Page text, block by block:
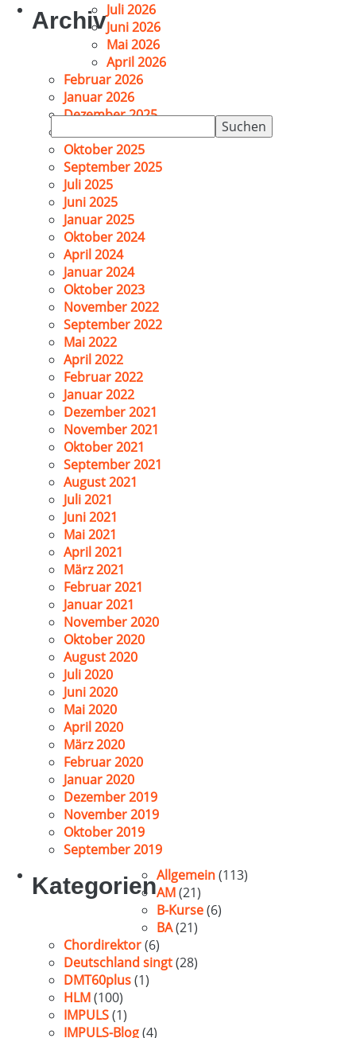
Suchen
nach:
ArchivJuli 2026
Juni 2026
Mai 2026
April 2026
Februar 2026
Januar 2026
Dezember 2025
Oktober 2025
September 2025
Juli 2025
Juni 2025
Januar 2025
Oktober 2024
April 2024
Januar 2024
Oktober 2023
November 2022
September 2022
Mai 2022
April 2022
Februar 2022
Januar 2022
Dezember 2021
November 2021
Oktober 2021
September 2021
August 2021
Juli 2021
Juni 2021
Mai 2021
April 2021
März 2021
Februar 2021
Januar 2021
November 2020
Oktober 2020
August 2020
Juli 2020
Juni 2020
Mai 2020
April 2020
März 2020
Februar 2020
Januar 2020
Dezember 2019
November 2019
Oktober 2019
September 2019
KategorienAllgemein(113)
AM(21)
B-Kurse(6)
BA(21)
Chordirektor(6)
Deutschland singt(28)
DMT60plus(1)
HLM(100)
IMPULS(1)
IMPULS-Blog(4)